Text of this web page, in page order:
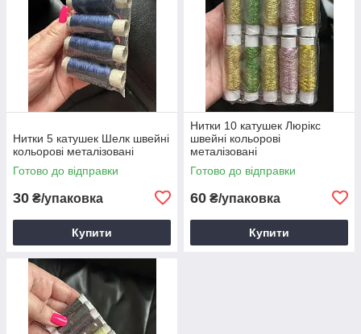
Нитки 5 катушек Шелк швейні
кольорові металізовані
Готово до відправки
30 ₴/упаковка
Купити
Нитки 10 катушек Люрікс
швейні кольорові
металізовані
Готово до відправки
60 ₴/упаковка
Купити